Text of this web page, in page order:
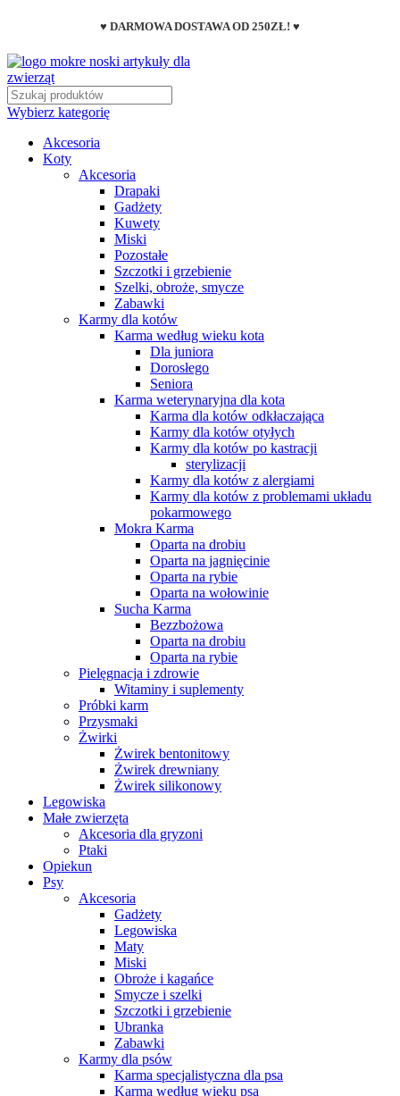
♥ DARMOWA DOSTAWA OD 250ZŁ! ♥
Wybierz kategorię
Akcesoria
Koty
Akcesoria
Drapaki
Gadżety
Kuwety
Miski
Pozostałe
Szczotki i grzebienie
Szelki, obroże, smycze
Zabawki
Karmy dla kotów
Karma według wieku kota
Dla juniora
Dorosłego
Seniora
Karma weterynaryjna dla kota
Karma dla kotów odkłaczająca
Karmy dla kotów otyłych
Karmy dla kotów po kastracji
sterylizacji
Karmy dla kotów z alergiami
Karmy dla kotów z problemami układu
pokarmowego
Mokra Karma
Oparta na drobiu
Oparta na jagnięcinie
Oparta na rybie
Oparta na wołowinie
Sucha Karma
Bezzbożowa
Oparta na drobiu
Oparta na rybie
Pielęgnacja i zdrowie
Witaminy i suplementy
Próbki karm
Przysmaki
Żwirki
Żwirek bentonitowy
Żwirek drewniany
Żwirek silikonowy
Legowiska
Małe zwierzęta
Akcesoria dla gryzoni
Ptaki
Opiekun
Psy
Akcesoria
Gadżety
Legowiska
Maty
Miski
Obroże i kagańce
Smycze i szelki
Szczotki i grzebienie
Ubranka
Zabawki
Karmy dla psów
Karma specjalistyczna dla psa
Karma według wieku psa